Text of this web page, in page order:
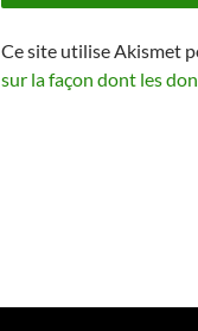
Ce site utilise Akismet
sur la façon dont les